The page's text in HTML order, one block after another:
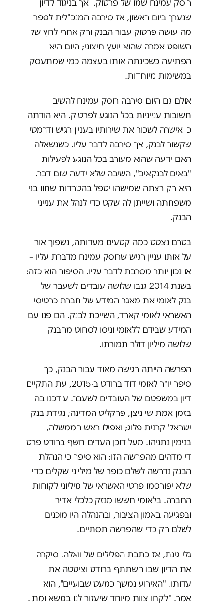
רוסק עמינח שמו של פרטוק. אך בניגוד לדיון
שנערך ביום ראשון, אז סירבה המנכ"לית לספר
מה עושה פרטוק עבור הבנק ורק אחרי לחץ של
השופט אמרה שהוא יועץ חיצוני; היום היא
הפתיעה כשכינתה אותו בעצמה כמי שמתעסק
במשימות מיוחדות.
אולם גם היום סירבה רוסק עמינח להשיב
תשובות ענייניות בכל הנוגע לפרטוק. היא הודתה
כי אישרה לשכור את שירותיו בעניין רגיש ודרמטי
שקשור לבנק, אך סירבה לדבר עליו. כשנשאלה
האם ידעה שהוא מעורב בכל הנוגע לפעילות
"באים לבנקאים", השיבה שלא ידעה שום דבר.
היא רק רצתה שמישהו יטפל בהטרדות שחוו בני
משפחתה ושייתן לה שקט כדי לנהל את ענייני
הבנק.
בטרם נצטט כמה קטעים מעדותה, נשפוך אור
על אותו עניין רגיש שרוסק עמינח מדברת עליו –
או נכון יותר מסרבת לדבר עליו. הסיפור הוא כזה:
בשנת 2014 גנבו שלושה עובדים לשעבר של
בנק לאומי את מאגר המידע של חברת כרטיסי
האשראי לאומי קארד, השייכת לבנק. הם פנו עם
המידע שבידם ללאומי וניסו לסחוט מהבנק
שלושה מיליון דולר תמורתו.
הפרשה הייתה רגישה מאוד עבור הבנק, כך
סיפר יו"ר לאומי דוד ברודט ב-2015, עת התקיים
דיון במשפטם של העובדים לשעבר. עודכנו בה
בזמן אמת שי ניצן, פרקליט המדינה; נגידת בנק
ישראל' קרנית פלוג; ואפילו ראש הממשלה,
בנימין נתניהו. מעל דוכן העדים חשף ברודט פרט
די מדהים מהפרשה הזו: הוא סיפר כי הנהלת
הבנק נדרשה לשלם כופר של מיליוני שקלים כדי
שלא יפורסמו פרטי האשראי של מיליוני לקוחות
החברה. בלאומי חששו מנזק כלכלי אדיר
ובפגיעה באמון הציבור, ובהנהלה היו מוכנים
לשלם רק כדי שהפרשה תסתיים.
גלי גינת, אז כתבת הפלילים של וואלה, סיקרה
את הדיון שבו השתתף ברודט וציטטה את
עדותו. "האירוע נמשך כמעט שבועיים", הוא
אמר. "לקחו צוות מיוחד שיעזור לנו במשא ומתן.